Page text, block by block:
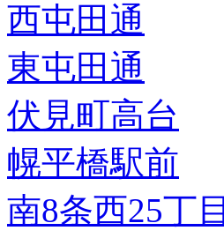
西屯田通
東屯田通
伏見町高台
幌平橋駅前
南8条西25丁目